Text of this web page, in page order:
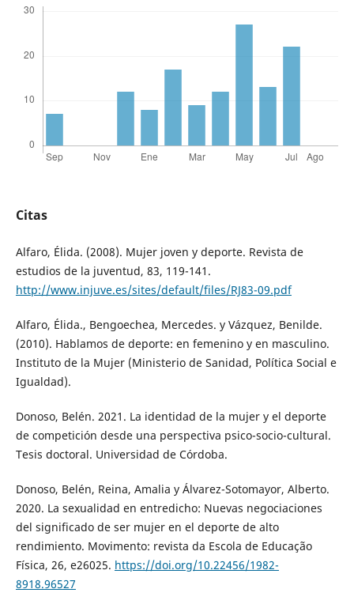
Citas
Alfaro, Élida. (2008). Mujer joven y deporte. Revista de
estudios de la juventud, 83, 119-141.
http://www.injuve.es/sites/default/files/RJ83-09.pdf
Alfaro, Élida., Bengoechea, Mercedes. y Vázquez, Benilde.
(2010). Hablamos de deporte: en femenino y en masculino.
Instituto de la Mujer (Ministerio de Sanidad, Política Social e
Igualdad).
Donoso, Belén. 2021. La identidad de la mujer y el deporte
de competición desde una perspectiva psico-socio-cultural.
Tesis doctoral. Universidad de Córdoba.
Donoso, Belén, Reina, Amalia y Álvarez-Sotomayor, Alberto.
2020. La sexualidad en entredicho: Nuevas negociaciones
del significado de ser mujer en el deporte de alto
rendimiento. Movimento: revista da Escola de Educação
Física, 26, e26025. https://doi.org/10.22456/1982-
8918.96527